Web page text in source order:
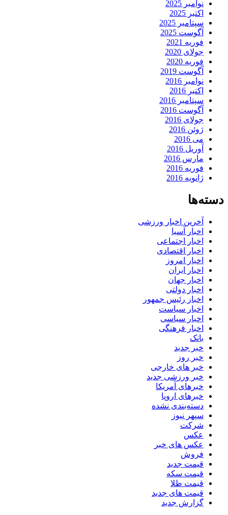
نوامبر 2025
اکتبر 2025
سپتامبر 2025
آگوست 2025
فوریه 2021
جولای 2020
فوریه 2020
آگوست 2019
نوامبر 2016
اکتبر 2016
سپتامبر 2016
آگوست 2016
جولای 2016
ژوئن 2016
می 2016
آوریل 2016
مارس 2016
فوریه 2016
ژانویه 2016
دسته‌ها
آخرین اخبار ورزشی
اخبار آسیا
اخبار اجتماعی
اخبار اقتصادی
اخبار امروز
اخبار ایران
اخبار جهان
اخبار دولتی
اخبار رئیس جمهور
اخبار سیاست
اخبار سیاسی
اخبار فرهنگی
بانک
خبر جدید
خبر روز
خبر های خارجی
خبر ورزشی جدید
خبرهای آمریکا
خبرهای اروپا
دسته‌بندی نشده
سپهر نیوز
شرکت
عکس
عکس های خبر
فروش
قیمت جدید
قیمت سکه
قیمت طلا
قیمت های جدید
گزارش جدید